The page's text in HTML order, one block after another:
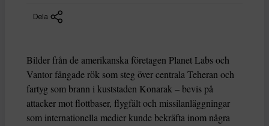
Dela
Bilder från de amerikanska företagen Planet Labs och
Vantor fångade rök som steg över centrala Teheran och
fartyg som brann i kuststaden Konarak – bevis på
attacker mot flottbaser, flygfält och missilanläggningar
som internationella medier kunde bekräfta inom några